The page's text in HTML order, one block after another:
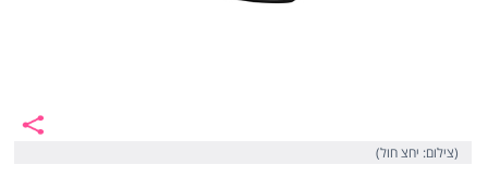
(צילום: יחצ חול)